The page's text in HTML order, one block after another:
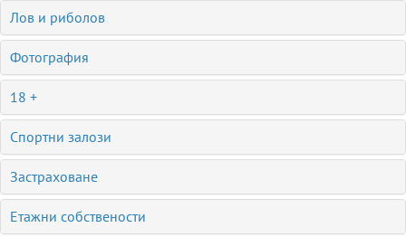
Лов и риболов
Фотография
18 +
Спортни залози
Застраховане
Етажни собствености